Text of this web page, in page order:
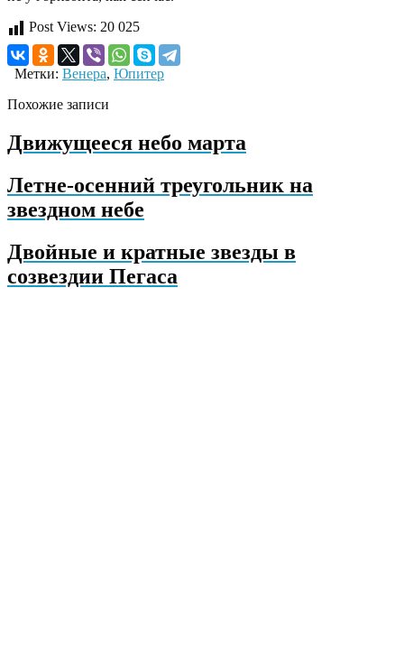
Post Views: 20 025
Метки: Венера, Юпитер
Похожие записи
Движущееся небо марта
Летне-осенний треугольник на
звездном небе
Двойные и кратные звезды в
созвездии Пегаса